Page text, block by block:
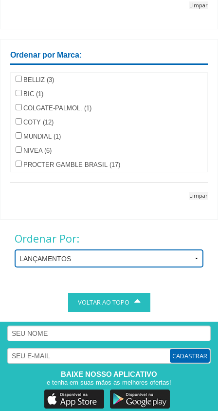
Limpar
Ordenar por Marca:
BELLIZ (3)
BIC (1)
COLGATE-PALMOL. (1)
COTY (12)
MUNDIAL (1)
NIVEA (6)
PROCTER GAMBLE BRASIL (17)
Limpar
Ordenar Por:
VOLTAR AO TOPO
CADASTRAR
BAIXE NOSSO APLICATIVO
e tenha em suas mãos as melhores ofertas!